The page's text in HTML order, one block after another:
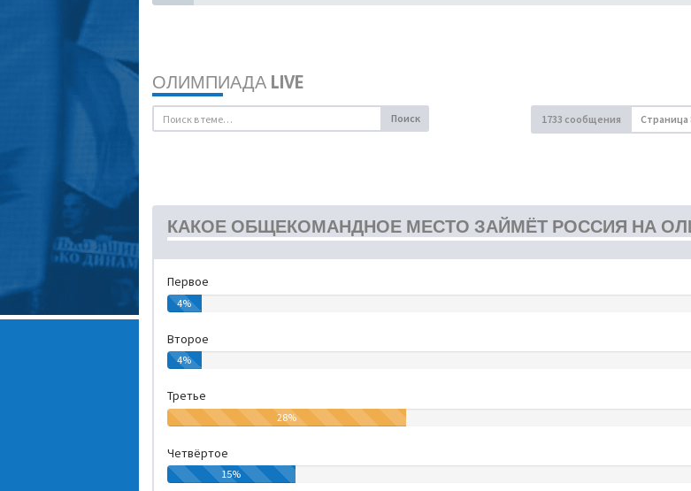
ОЛИМПИАДА LIVE
Поиск 1733 сообщения Страница
КАКОЕ ОБЩЕКОМАНДНОЕ МЕСТО ЗАЙМЁТ РОССИЯ НА
Первое
4%
Второе
4%
Третье
28%
Четвёртое
15%